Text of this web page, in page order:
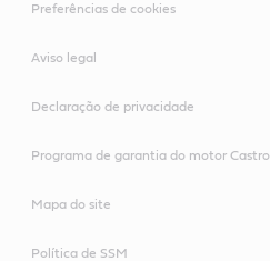
Preferências de cookies
Aviso legal
Declaração de privacidade
Programa de garantia do motor Castrol
Mapa do site
Política de SSM